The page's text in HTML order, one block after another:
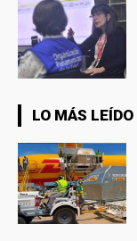
LO MÁS LEÍDO